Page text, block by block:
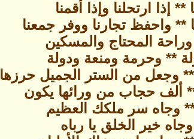
إذا ارتحلنا وإذا أقمنا
واحفظ تجارنا ووفر جمعنا
وراحة المحتاج والمسكين
** وحرمة ومنعة ودولة
وجعل من الستر الجميل حرزها
ألف حجاب من ورائها يكون
وجاه سر ملكك العظيم
وجاه خير الخلق يا رباه